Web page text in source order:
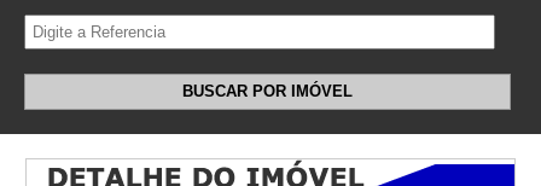
BUSCAR POR IMÓVEL